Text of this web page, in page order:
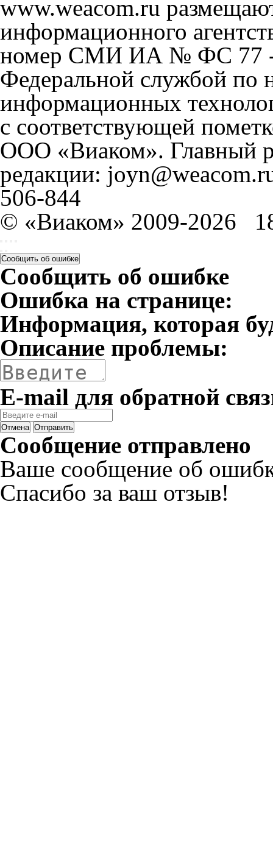
www.weacom.ru
информационного
номер СМИ ИА № ФС 77 -
Федеральной службой по
информационных
с соответствующей
ООО «Виаком». Главный
редакции:
506-844
© «Виаком» 2009-2026
Сообщить об ошибке
Сообщить об ошибке
Ошибка на странице:
Информация, которая
Описание проблемы:
E-mail для обратной
Отмена Отправить
Сообщение отправлено
Ваше сообщение об
Спасибо за ваш отзыв!